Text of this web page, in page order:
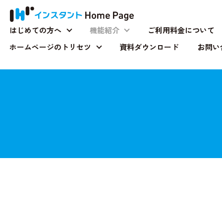
はじめての方へ 機能紹介
ご利用料金について
ホームページのトリセツ
ホームページのトリセツ
資料ダウンロード お問